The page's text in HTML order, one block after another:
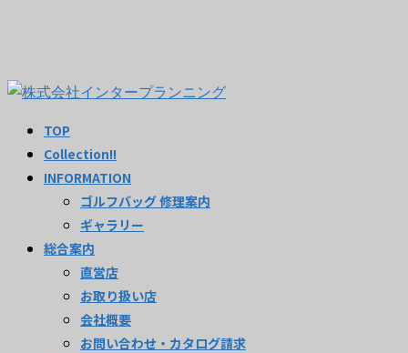
TOP
Collection!!
INFORMATION
ゴルフバッグ 修理案内
ギャラリー
総合案内
直営店
お取り扱い店
会社概要
お問い合わせ・カタログ請求